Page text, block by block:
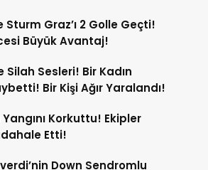
Sturm Graz’ı 2 Golle Geçti!
Büyük Avantaj!
Sesleri! Bir Kadın
Bir Kişi Ağır Yaralandı!
Yangını Korkuttu! Ekipler
Etti!
Down Sendromlu